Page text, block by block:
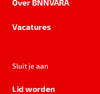
Over BNNVARA
Vacatures
Sluit je aan
Lid worden